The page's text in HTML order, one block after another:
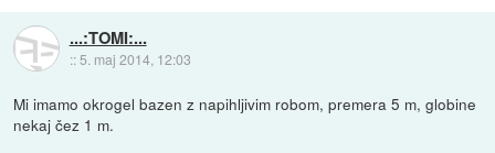
...:TOMI:...
:: 5. maj 2014, 12:03
Mi imamo okrogel bazen z napihljivim robom, premera 5 m, globine
nekaj čez 1 m.